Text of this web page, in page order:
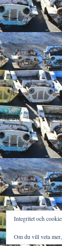
Integritet och
Om du vill veta